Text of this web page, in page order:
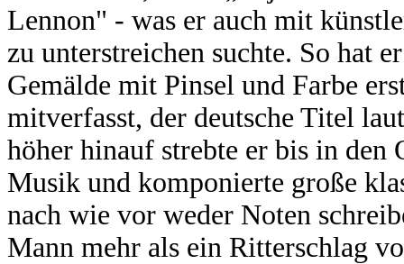
Lennon" - was er auch mit
zu unterstreichen suchte. So hat
Gemälde mit Pinsel und Farbe
mitverfasst, der deutsche Titel
höher hinauf strebte er bis in
Musik und komponierte große
nach wie vor weder Noten
Mann mehr als ein Ritterschlag